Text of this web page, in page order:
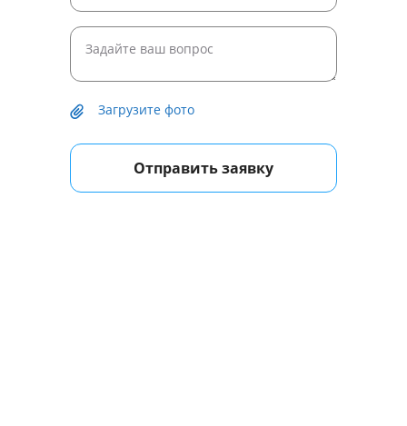
Загрузите фото
Отправить заявку